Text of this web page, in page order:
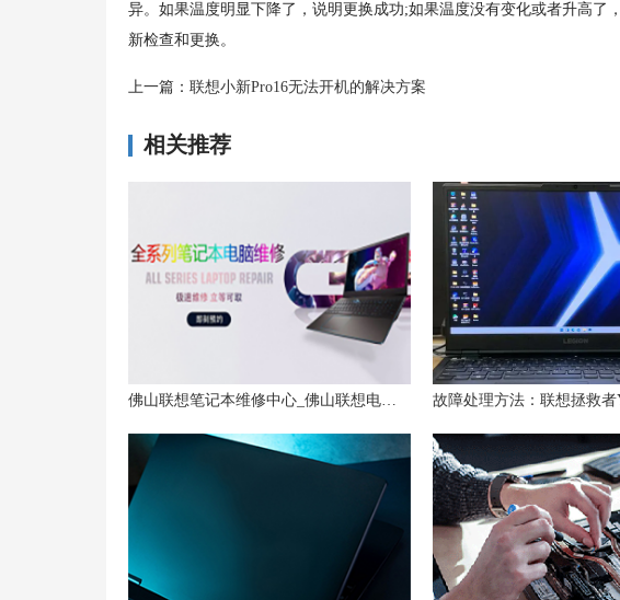
异。如果温度明显下降了，说明更换成功;如果温度没有变化或者升高
新检查和更换。
上一篇： 联想小新Pro16无法开机的解决方案
相关推荐